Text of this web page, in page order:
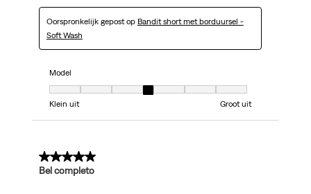
Oorspronkelijk gepost op Bandit short met borduursel -
Soft Wash
Model
Model, 4 van 7, waarbij 1 gelijk is aan Klein uit en 7 gelijk is aan Groot uit
Klein uit
Groot uit
5 van 5 sterren.
Bel completo